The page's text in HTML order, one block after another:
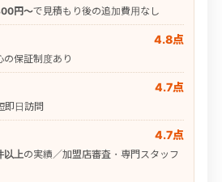
円〜で見積もり後の追加費用なし
4.8点
保証制度あり
4.7点
即日訪問
4.7点
以上の実績／加盟店審査・専門スタッフ